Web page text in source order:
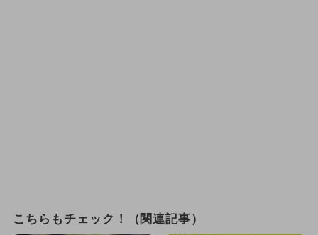
こちらもチェック！（関連記事）